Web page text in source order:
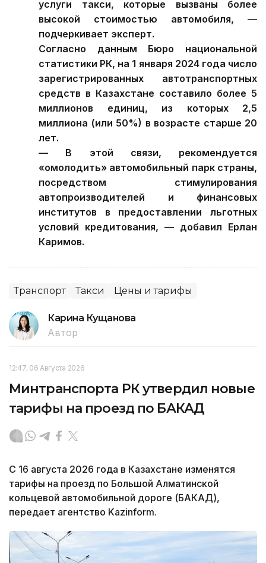
услуги такси, которые вызваны более
высокой стоимостью автомобиля, —
подчеркивает эксперт.
Согласно данным Бюро национальной
статистики РК, на 1 января 2024 года число
зарегистрированных автотранспортных
средств в Казахстане составило более 5
миллионов единиц, из которых 2,5
миллиона (или 50%) в возрасте старше 20
лет.
— В этой связи, рекомендуется
«омолодить» автомобильный парк страны,
посредством стимулирования
автопроизводителей и финансовых
институтов в предоставлении льготных
условий кредитования, — добавил Ерлан
Каримов.
Транспорт Такси Цены и тарифы
Карина Кущанова
Автор
12:47, 06 Августа 2026
Минтранспорта РК утвердил новые
тарифы на проезд по БАКАД
С 16 августа 2026 года в Казахстане изменятся
тарифы на проезд по Большой Алматинской
кольцевой автомобильной дороге (БАКАД),
передает агентство Kazinform.